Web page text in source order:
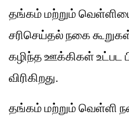
தங்கம் மற்றும்
சரிசெய்தல் நகை
கழிந்த ஊக்கிகள் உட்பட
விரிகிறது.
தங்கம் மற்றும் வெள்ளி